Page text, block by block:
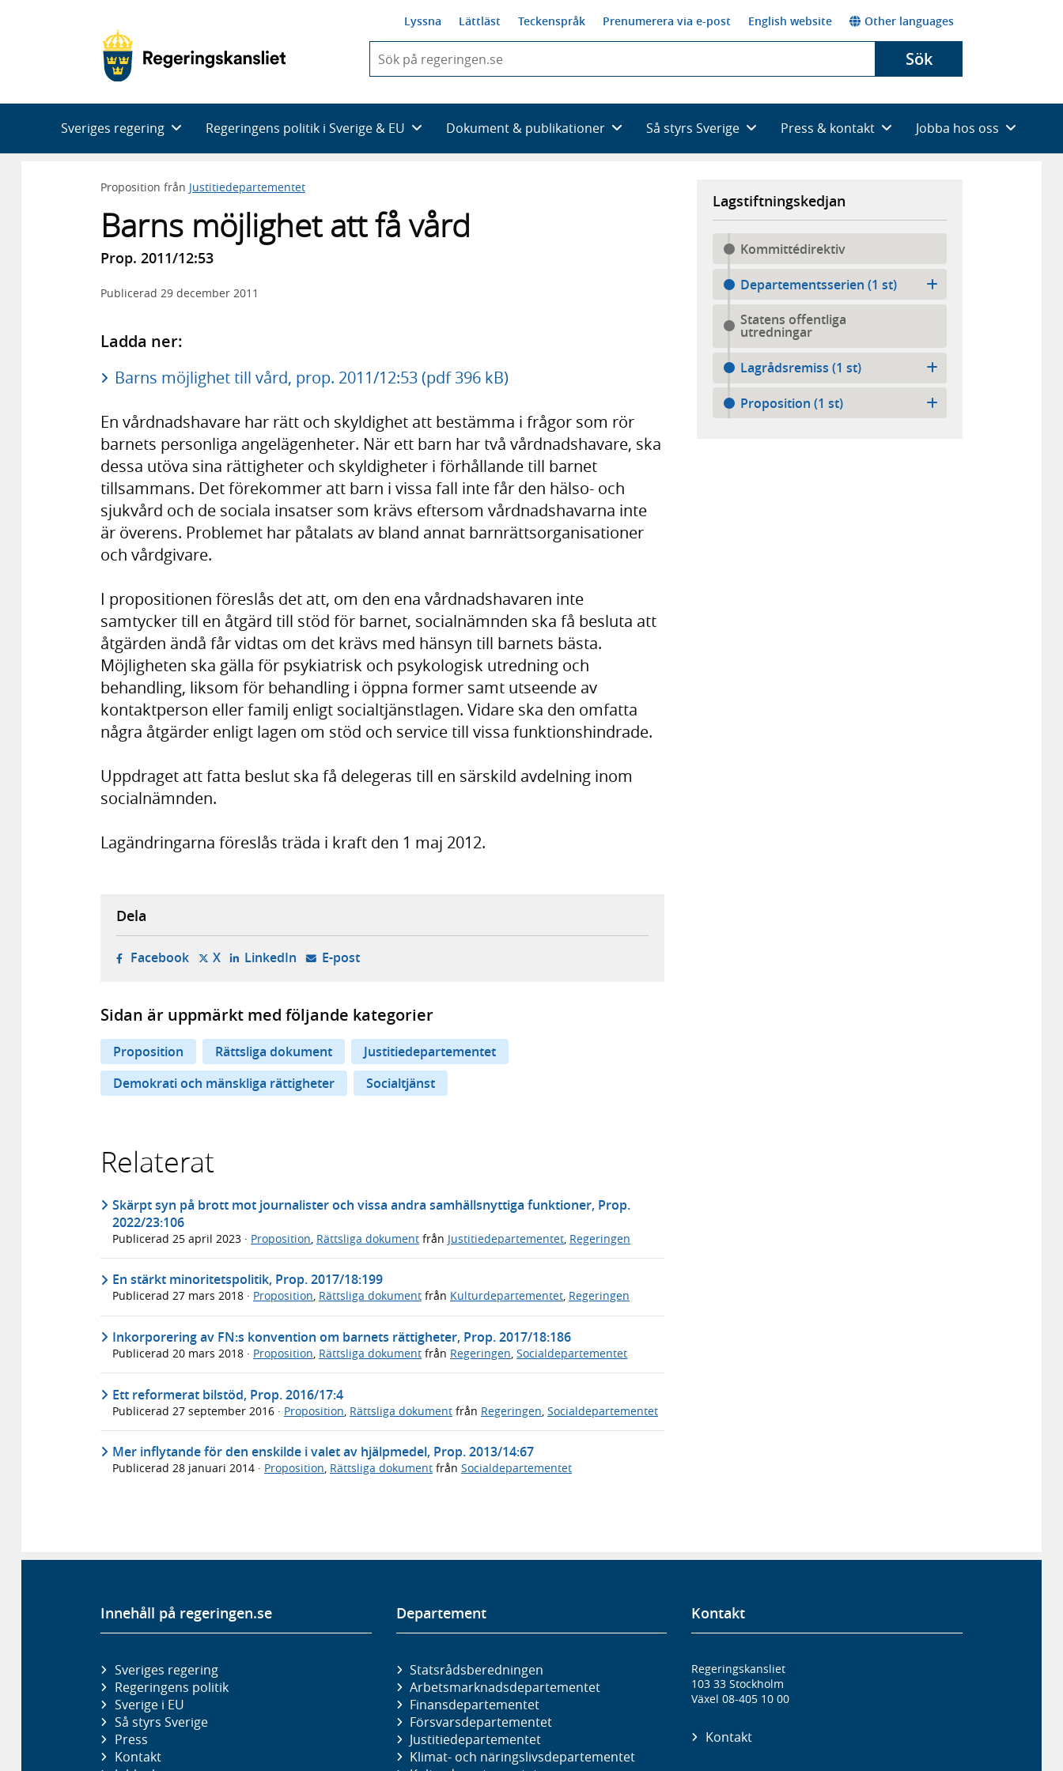
Lyssna Lättläst Teckenspråk Prenumerera via e-post English website Other languages
du
skriva
framträder
en
sökförslag
Sök
Sveriges regering Regeringens politik i Sverige & EU Dokument & publikationer Så styrs Sverige Press & kontakt Jobba hos oss
Proposition från Justitiedepartementet
Barns möjlighet att få vård
Prop. 2011/12:53
Publicerad 29 december 2011
Ladda ner:
Barns möjlighet till vård, prop. 2011/12:53 (pdf 396 kB)
En vårdnadshavare har rätt och skyldighet att bestämma i frågor som rör
barnets personliga angelägenheter. När ett barn har två vårdnadshavare, ska
dessa utöva sina rättigheter och skyldigheter i förhållande till barnet
tillsammans. Det förekommer att barn i vissa fall inte får den hälso- och
sjukvård och de sociala insatser som krävs eftersom vårdnadshavarna inte
är överens. Problemet har påtalats av bland annat barnrättsorganisationer
och vårdgivare.
I propositionen föreslås det att, om den ena vårdnadshavaren inte
samtycker till en åtgärd till stöd för barnet, socialnämnden ska få besluta att
åtgärden ändå får vidtas om det krävs med hänsyn till barnets bästa.
Möjligheten ska gälla för psykiatrisk och psykologisk utredning och
behandling, liksom för behandling i öppna former samt utseende av
kontaktperson eller familj enligt socialtjänstlagen. Vidare ska den omfatta
några åtgärder enligt lagen om stöd och service till vissa funktionshindrade.
Uppdraget att fatta beslut ska få delegeras till en särskild avdelning inom
socialnämnden.
Lagändringarna föreslås träda i kraft den 1 maj 2012.
Lagstiftningskedjan
Kommittédirektiv
Departementsserien (1 st)
Statens offentliga
utredningar
Lagrådsremiss (1 st)
Proposition (1 st)
Dela
Facebook- öppnas i ny flik, extern webbplats,
X- öppnas i ny flik, extern webbplats,
LinkedIn- öppnas i ny flik, extern webbplats,
E-post- öppnar din e-postklient,
Sidan är uppmärkt med följande kategorier
Proposition Rättsliga dokument
Justitiedepartementet
Demokrati och mänskliga rättigheter
Socialtjänst
Relaterat
Skärpt syn på brott mot journalister och vissa andra samhällsnyttiga funktioner, Prop.
2022/23:106
Publicerad 25 april 2023 · Proposition Rättsliga dokument från Justitiedepartementet Regeringen
En stärkt minoritetspolitik, Prop. 2017/18:199
Publicerad 27 mars 2018 · Proposition, Rättsliga dokument från Kulturdepartementet, Regeringen
Inkorporering av FN:s konvention om barnets rättigheter, Prop. 2017/18:186
Publicerad 20 mars 2018 · Proposition, Rättsliga dokument från Regeringen, Socialdepartementet
Ett reformerat bilstöd, Prop. 2016/17:4
Publicerad 27 september 2016 · Proposition Rättsliga dokument från Regeringen Socialdepartementet
Mer inflytande för den enskilde i valet av hjälpmedel, Prop. 2013/14:67
Publicerad 28 januari 2014 · Proposition, Rättsliga dokument från Socialdepartementet
Innehåll på regeringen.se
Sveriges regering
Regeringens politik
Sverige i EU
Så styrs Sverige
Press
Kontakt
Departement
Statsrådsberedningen
Arbetsmarknads­departementet
Finans­departementet
Försvars­departementet
Justitie­departementet
Klimat- och näringslivs­departementet
Kontakt
Regeringskansliet
103 33 Stockholm
Växel 08-405 10 00
Kontakt